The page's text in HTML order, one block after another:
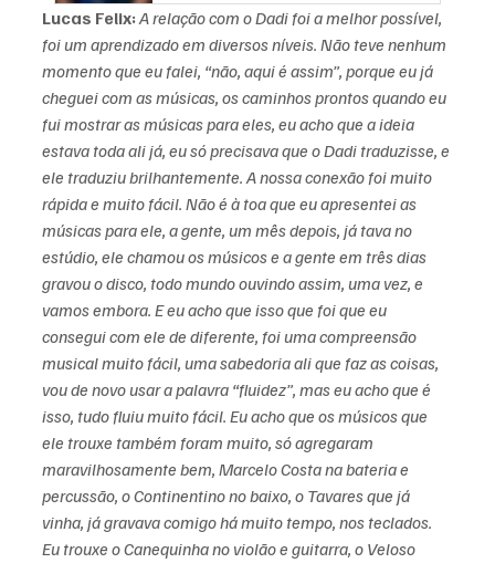
Lucas Felix:A relação com o Dadi foi a melhor possível,
foi um aprendizado em diversos níveis. Não teve nenhum
momento que eu falei, “não, aqui é assim”, porque eu já
cheguei com as músicas, os caminhos prontos quando eu
fui mostrar as músicas para eles, eu acho que a ideia
estava toda ali já, eu só precisava que o Dadi traduzisse, e
ele traduziu brilhantemente. A nossa conexão foi muito
rápida e muito fácil. Não é à toa que eu apresentei as
músicas para ele, a gente, um mês depois, já tava no
estúdio, ele chamou os músicos e a gente em três dias
gravou o disco, todo mundo ouvindo assim, uma vez, e
vamos embora. E eu acho que isso que foi que eu
consegui com ele de diferente, foi uma compreensão
musical muito fácil, uma sabedoria ali que faz as coisas,
vou de novo usar a palavra “fluidez”, mas eu acho que é
isso, tudo fluiu muito fácil. Eu acho que os músicos que
ele trouxe também foram muito, só agregaram
maravilhosamente bem, Marcelo Costa na bateria e
percussão, o Continentino no baixo, o Tavares que já
vinha, já gravava comigo há muito tempo, nos teclados.
Eu trouxe o Canequinha no violão e guitarra, o Veloso